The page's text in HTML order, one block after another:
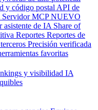
y código postal API de
Servidor MCPNUEVO
asistente de IA Share of
Reportes Reportes de
Precisión verificada
favoritas
y visibilidad IA